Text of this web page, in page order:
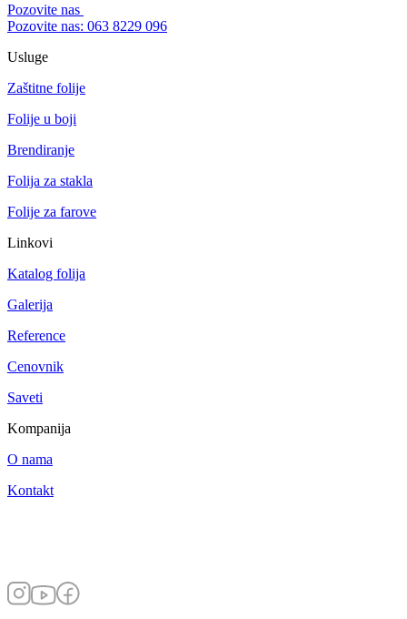
Pozovite nas
Pozovite nas: 063 8229 096
Usluge
Zaštitne folije
Folije u boji
Brendiranje
Folija za stakla
Folije za farove
Linkovi
Katalog folija
Galerija
Reference
Cenovnik
Saveti
Kompanija
O nama
Kontakt